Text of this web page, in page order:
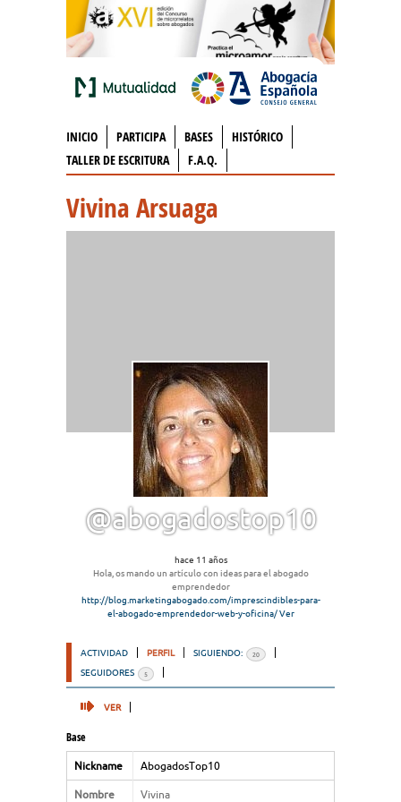
INICIO PARTICIPA BASES
HISTÓRICO
TALLER DE ESCRITURA
F.A.Q.
Vivina Arsuaga
@abogadostop10
hace 11 años
Hola, os mando un artículo con ideas para el abogado
emprendedor
http://blog.marketingabogado.com/imprescindibles-para-
el-abogado-emprendedor-web-y-oficina/ Ver
ACTIVIDAD PERFIL SIGUIENDO: 20
SEGUIDORES 5
VER
Base
Nickname AbogadosTop10
Nombre Vivina